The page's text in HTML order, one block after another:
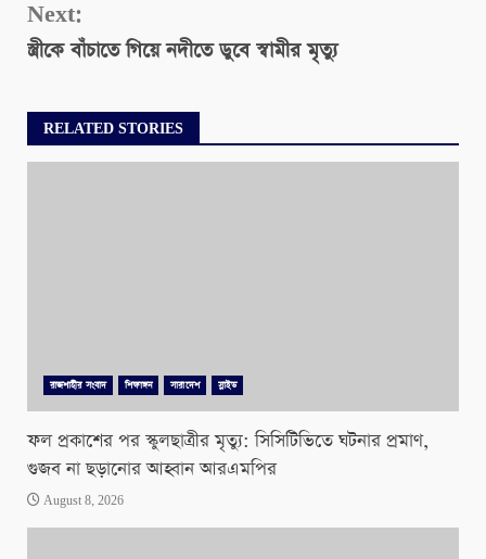
Next:
স্ত্রীকে বাঁচাতে গিয়ে নদীতে ডুবে স্বামীর মৃত্যু
RELATED STORIES
রাজশাহীর সংবাদ শিক্ষাঙ্গন সারাদেশ স্লাইড
ফল প্রকাশের পর স্কুলছাত্রীর মৃত্যু: সিসিটিভিতে ঘটনার প্রমাণ,
গুজব না ছড়ানোর আহ্বান আরএমপির
August 8, 2026